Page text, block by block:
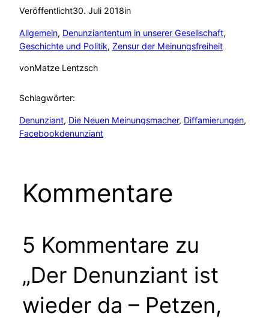
Veröffentlicht30. Juli 2018in
Allgemein, Denunziantentum in unserer Gesellschaft
Geschichte und Politik, Zensur der Meinungsfreiheit
vonMatze Lentzsch
Schlagwörter:
Denunziant, Die Neuen Meinungsmacher, Diffamierungen
Facebookdenunziant
Kommentare
5 Kommentare zu
„Der Denunziant ist
wieder da – Petzen,